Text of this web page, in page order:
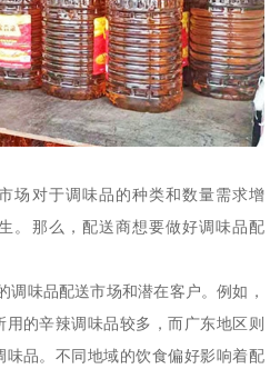
场对于调味品的种类和数量需求增
。那么，配送商想要做好调味品配
调味品配送市场和潜在客户。例如，
用的辛辣调味品较多，而广东地区则
品。不同地域的饮食偏好影响着配